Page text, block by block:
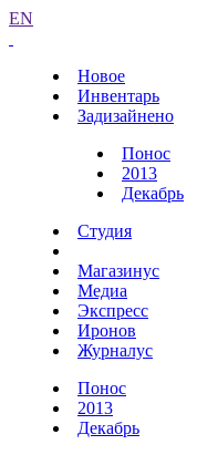
EN
Новое
Инвентарь
Задизайнено
Понос
2013
Декабрь
Студия
Магазинус
Медиа
Экспресс
Иронов
Журналус
Понос
2013
Декабрь